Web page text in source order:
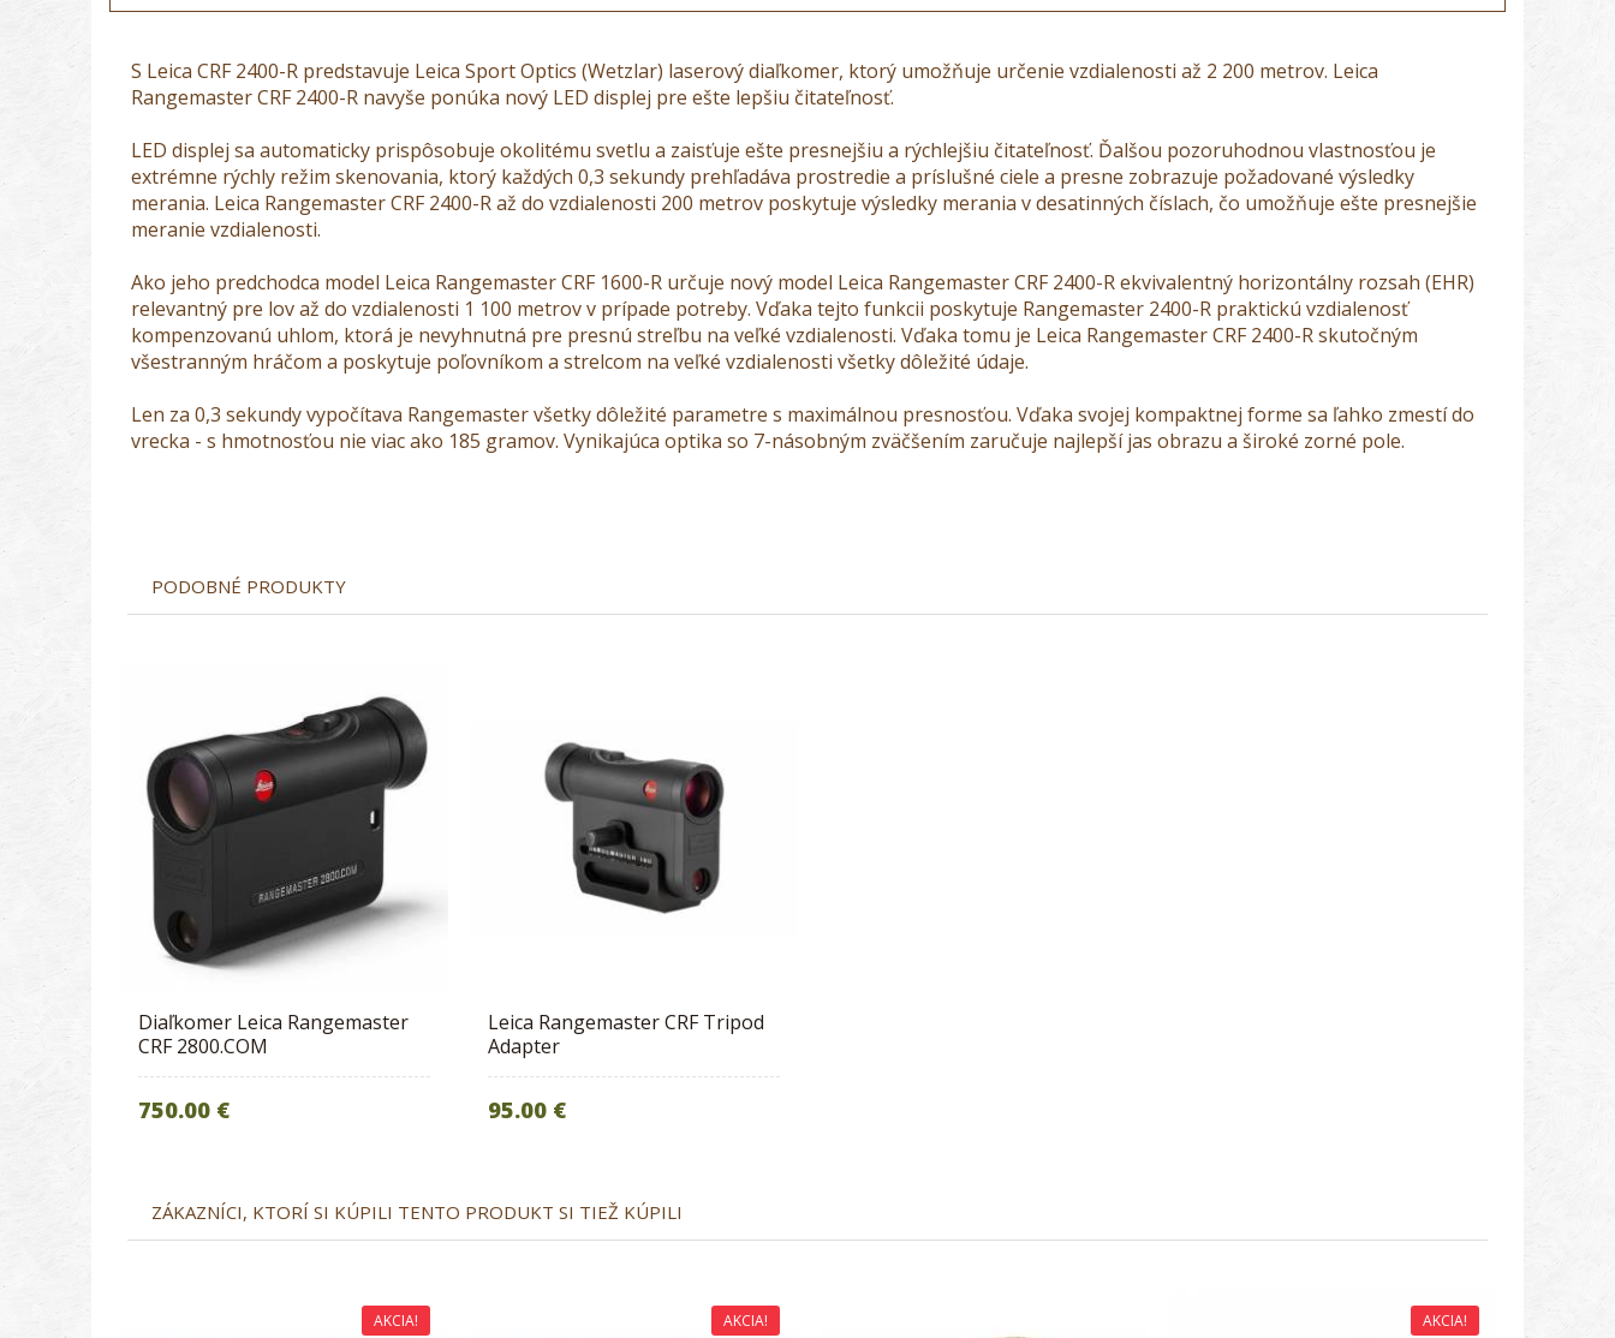
S Leica CRF 2400-R predstavuje Leica Sport Optics (Wetzlar) laserový diaľkomer, ktorý umožňuje určenie vzdialenosti až 2 200 metrov. Leica
Rangemaster CRF 2400-R navyše ponúka nový LED displej pre ešte lepšiu čitateľnosť.
LED displej sa automaticky prispôsobuje okolitému svetlu a zaisťuje ešte presnejšiu a rýchlejšiu čitateľnosť. Ďalšou pozoruhodnou vlastnosťou je
extrémne rýchly režim skenovania, ktorý každých 0,3 sekundy prehľadáva prostredie a príslušné ciele a presne zobrazuje požadované výsledky
merania. Leica Rangemaster CRF 2400-R až do vzdialenosti 200 metrov poskytuje výsledky merania v desatinných číslach, čo umožňuje ešte presnejšie
meranie vzdialenosti.
Ako jeho predchodca model Leica Rangemaster CRF 1600-R určuje nový model Leica Rangemaster CRF 2400-R ekvivalentný horizontálny rozsah (EHR)
relevantný pre lov až do vzdialenosti 1 100 metrov v prípade potreby. Vďaka tejto funkcii poskytuje Rangemaster 2400-R praktickú vzdialenosť
kompenzovanú uhlom, ktorá je nevyhnutná pre presnú streľbu na veľké vzdialenosti. Vďaka tomu je Leica Rangemaster CRF 2400-R skutočným
všestranným hráčom a poskytuje poľovníkom a strelcom na veľké vzdialenosti všetky dôležité údaje.
Len za 0,3 sekundy vypočítava Rangemaster všetky dôležité parametre s maximálnou presnosťou. Vďaka svojej kompaktnej forme sa ľahko zmestí do
vrecka - s hmotnosťou nie viac ako 185 gramov. Vynikajúca optika so 7-násobným zväčšením zaručuje najlepší jas obrazu a široké zorné pole.
PODOBNÉ PRODUKTY
Diaľkomer Leica Rangemaster
CRF 2800.COM
750.00 €
Leica Rangemaster CRF Tripod
Adapter
95.00 €
ZÁKAZNÍCI, KTORÍ SI KÚPILI TENTO PRODUKT SI TIEŽ KÚPILI
AKCIA! AKCIA! AKCIA!